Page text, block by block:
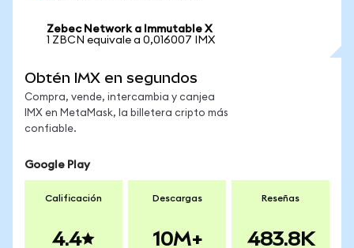
Zebec Network a Immutable X
1 ZBCN equivale a 0,016007 IMX
Obtén IMX en segundos
Compra, vende, intercambia y canjea
IMX en MetaMask, la billetera cripto más
confiable.
Google Play
Calificación
4.4
Descargas
10M+
Reseñas
483.8K